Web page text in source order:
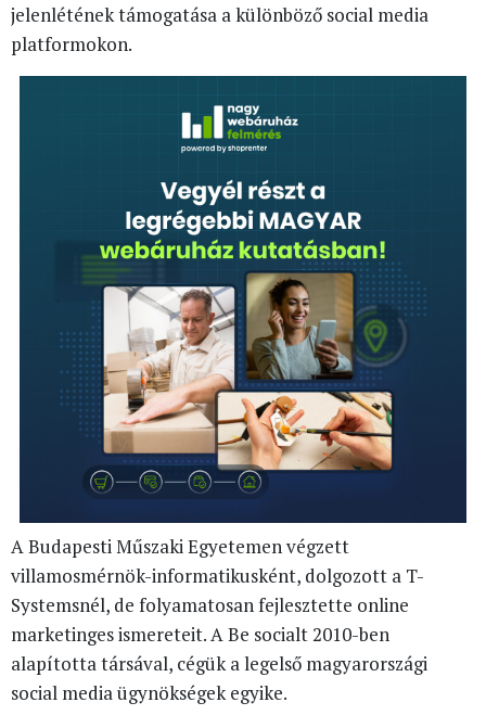
jelenlétének támogatása a különböző social media
platformokon.
A Budapesti Műszaki Egyetemen végzett
villamosmérnök-informatikusként, dolgozott a T-
Systemsnél, de folyamatosan fejlesztette online
marketinges ismereteit. A Be socialt 2010-ben
alapította társával, cégük a legelső magyarországi
social media ügynökségek egyike.